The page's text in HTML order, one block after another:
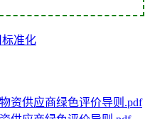
标准化